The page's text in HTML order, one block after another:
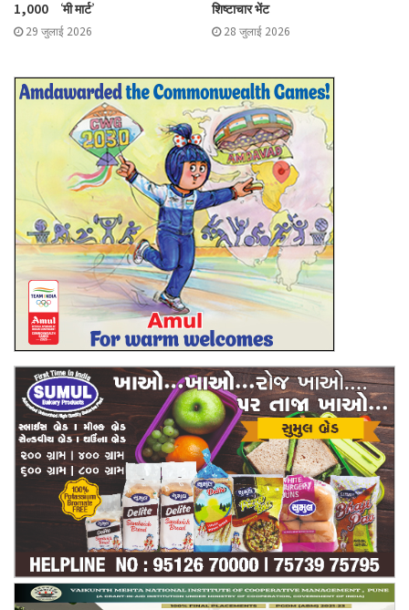
1,000 ‘मी मार्ट’
29 जुलाई 2026
शिष्टाचार भेंट
28 जुलाई 2026